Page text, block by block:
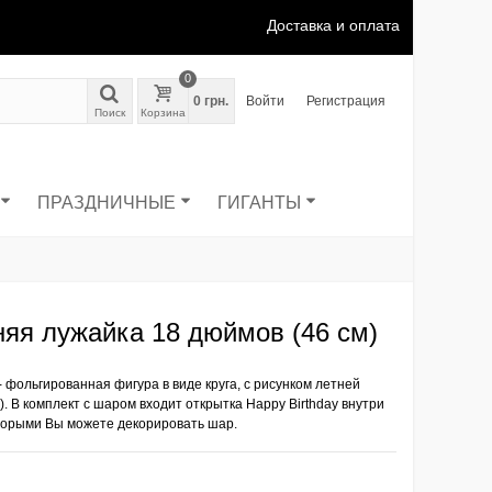
Доставка и оплата
Поиск Корзина
0
0 грн. Войти Регистрация
ПРАЗДНИЧНЫЕ ГИГАНТЫ
лужайка 18 дюймов (46 см)
фольгированная фигура в виде круга, с рисунком летней
комплект с шаром входит открытка Happy Birthday внутри
Вы можете декорировать шар.